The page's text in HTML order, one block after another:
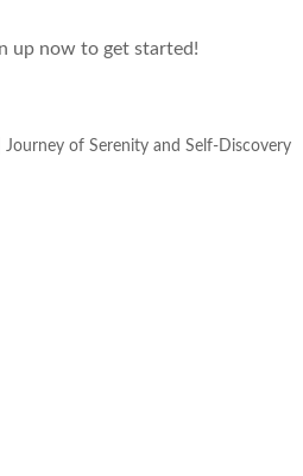
up now to get started!